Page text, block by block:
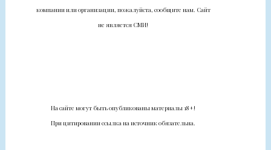
компании или организации, пожалуйста, сообщите нам. Сайт
не является СМИ!
На сайте могут быть опубликованы материалы 18+!
При цитировании ссылка на источник обязательна.